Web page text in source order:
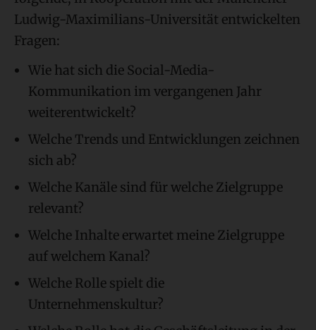
Ludwig-Maximilians-Universität entwickelten
Fragen:
Wie hat sich die Social-Media-
Kommunikation im vergangenen Jahr
weiterentwickelt?
Welche Trends und Entwicklungen zeichnen
sich ab?
Welche Kanäle sind für welche Zielgruppe
relevant?
Welche Inhalte erwartet meine Zielgruppe
auf welchem Kanal?
Welche Rolle spielt die
Unternehmenskultur?